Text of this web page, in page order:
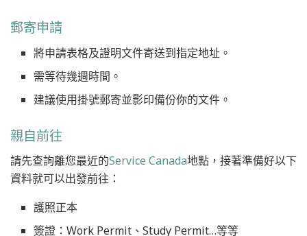
郵寄申請
將申請表格及證明文件寄送到指定地址。
需等待幾週時間。
建議使用掛號郵寄並影印備份你的文件。
親自前往
請先查詢離您最近的Service Canada地點，接著準備好以下
資料就可以出發前往：
護照正本
簽證：Work Permit、Study Permit…等等